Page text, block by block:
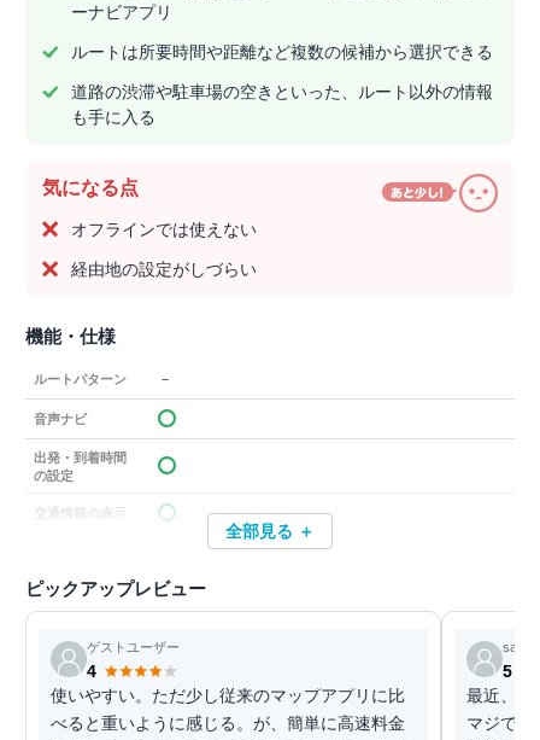
ーナビアプリ
ルートは所要時間や距離など複数の候補から選択できる
道路の渋滞や駐車場の空きといった、ルート以外の情報
も手に入る
気になる点
オフラインでは使えない
経由地の設定がしづらい
機能・仕様
ルートパターン －
音声ナビ
出発・到着時間
の設定
交通情報の表示
全部見る ＋
ピックアップレビュー
ゲストユーザー
4
使いやすい。ただ少し従来のマップアプリに比
べると重いように感じる。が、簡単に高速料金
saku
5
最近、ヤ
マジで便